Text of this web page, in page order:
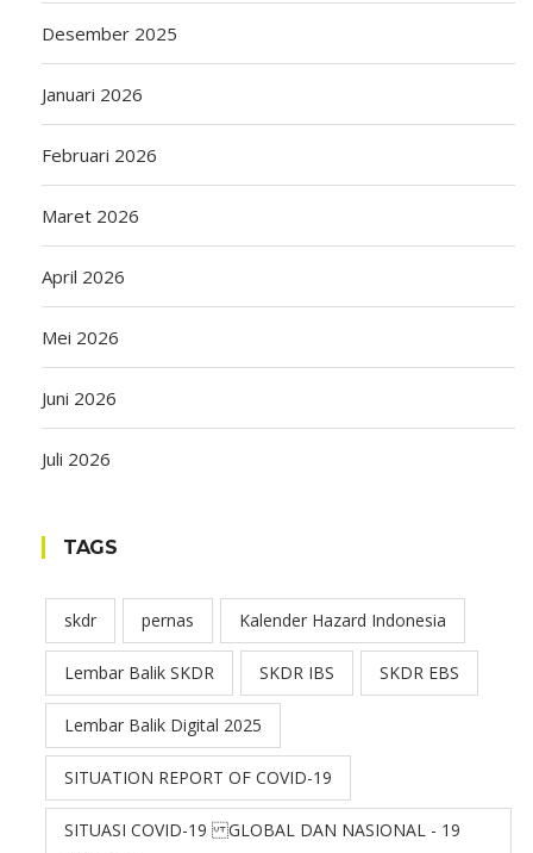
Desember 2025
Januari 2026
Februari 2026
Maret 2026
April 2026
Mei 2026
Juni 2026
Juli 2026
TAGS
skdr pernas Kalender Hazard Indonesia
Lembar Balik SKDR SKDR IBS SKDR EBS
Lembar Balik Digital 2025
SITUATION REPORT OF COVID-19
SITUASI COVID-19 GLOBAL DAN NASIONAL - 19